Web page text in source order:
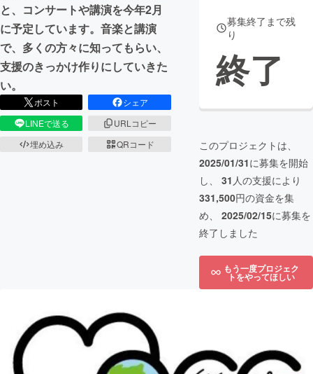
と、コンサートや講演を今年2月
に予定しています。音楽と講演
で、多くの方々に知ってもらい、
支援のきっかけ作りにしていきた
い。
ポスト
シェア
LINEで送る
URLコピー
埋め込み
QRコード
募集終了まで残
り
終了
このプロジェクトは、
2025/01/31に募集を開始
し、 31 人の支援により
331,500円の資金を集
め、 2025/02/15に募集を
終了しました
もう一度プロジェク
トをやってほしい